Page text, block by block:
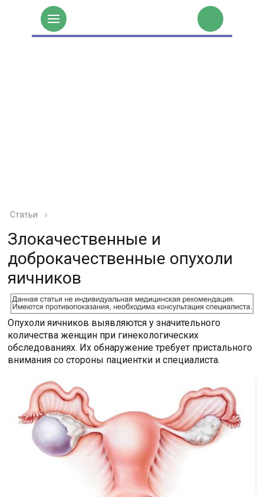
Статьи ›
Злокачественные и
доброкачественные опухоли
яичников
Опухоли яичников выявляются у значительного
количества женщин при гинекологических
обследованиях. Их обнаружение требует пристального
внимания со стороны пациентки и специалиста.